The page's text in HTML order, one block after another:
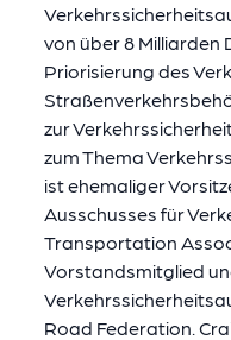
von über 8 Milliarden
Priorisierung des
zur
zum Thema
ist ehemaliger
Ausschusses für
Transportation
Vorstandsmitglied
Road Federation.